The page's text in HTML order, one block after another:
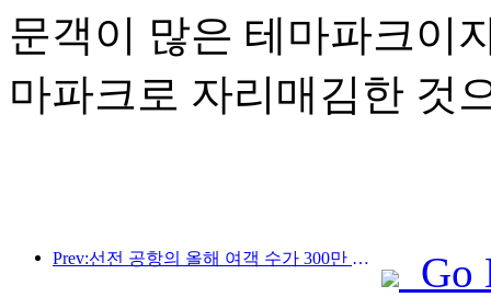
문객이 많은 테마파크이
마파크로 자리매김한 것
Prev:선전 공항의 올해 여객 수가 300만 명을 돌파하며 같은 기간 기준 신기록을 세웠습니다.
Go